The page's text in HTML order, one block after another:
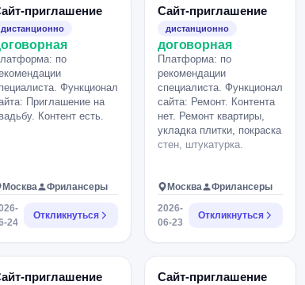
Подзаголовок:
в честь
любви." Красивая
коллаж.
Подтвердить
2. О празднике
теплых строк:
лет назад началась
с музыкой,
вкусной
и долгими
Например:
приглашение
дистанционно
по
Функционал
Приглашение на
Контент есть.
Москва
Фрилансеры
24
Откликнуться
Сайт-приглашение
дистанционно
договорная
Платформа: по
рекомендации
специалиста. Функционал
сайта: Ремонт. Контента
нет. Ремонт квартиры,
укладка плитки, покраска
стен, штукатурка.
Москва
Фрилансеры
2026-
06-23
Откликнуться
приглашение Сайт-приглашение